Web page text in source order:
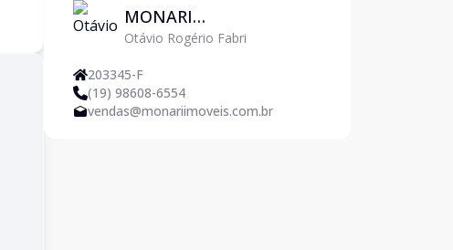
MONARI
EMPREENDIMENTOS
IMOBILIARIOS LTDA
Otávio Rogério Fabri
203345-F
(19) 98608-6554
vendas@monariimoveis.com.br